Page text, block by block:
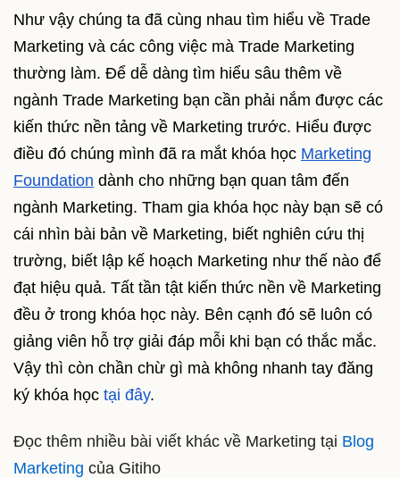
Như vậy chúng ta đã cùng nhau tìm hiểu về Trade
Marketing và các công việc mà Trade Marketing
thường làm. Để dễ dàng tìm hiểu sâu thêm về
ngành Trade Marketing bạn cần phải nắm được các
kiến thức nền tảng về Marketing trước. Hiểu được
điều đó chúng mình đã ra mắt khóa học Marketing
Foundation dành cho những bạn quan tâm đến
ngành Marketing. Tham gia khóa học này bạn sẽ có
cái nhìn bài bản về Marketing, biết nghiên cứu thị
trường, biết lập kế hoạch Marketing như thế nào để
đạt hiệu quả. Tất tần tật kiến thức nền về Marketing
đều ở trong khóa học này. Bên cạnh đó sẽ luôn có
giảng viên hỗ trợ giải đáp mỗi khi bạn có thắc mắc.
Vậy thì còn chần chừ gì mà không nhanh tay đăng
ký khóa học tại đây.
Đọc thêm nhiều bài viết khác về Marketing tại Blog
Marketing của Gitiho